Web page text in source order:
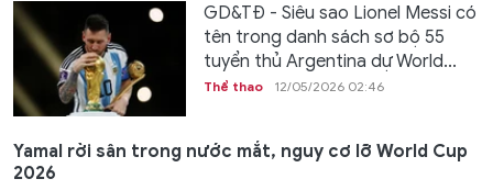
GD&TĐ - Siêu sao Lionel Messi có
tên trong danh sách sơ bộ 55
tuyển thủ Argentina dự World...
Thể thao 12/05/2026 02:46
Yamal rời sân trong nước mắt, nguy cơ lỡ World Cup
2026